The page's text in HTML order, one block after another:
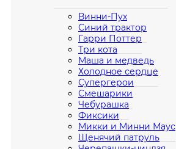
Винни-Пух
Синий трактор
Гарри Поттер
Три кота
Маша и медведь
Холодное сердце
Супергерои
Смешарики
Чебурашка
Фиксики
Микки и Минни Маус
Щенячий патруль